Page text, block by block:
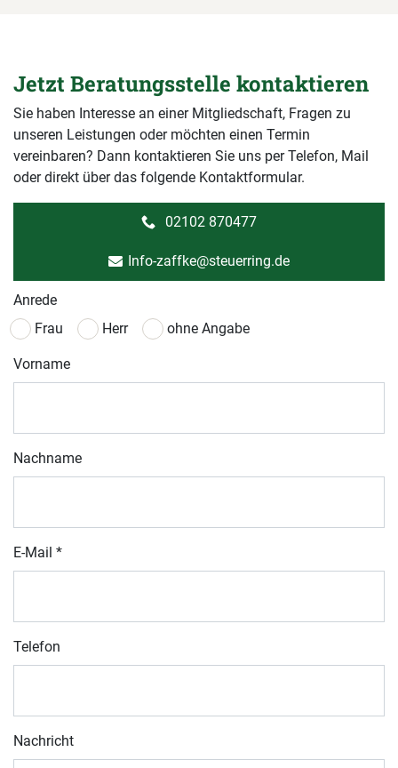
Jetzt Beratungsstelle kontaktieren
Sie haben Interesse an einer Mitgliedschaft, Fragen zu
unseren Leistungen oder möchten einen Termin
vereinbaren? Dann kontaktieren Sie uns per Telefon, Mail
oder direkt über das folgende Kontaktformular.
02102 870477
Info-zaffke@steuerring.de
Anrede
Frau
Herr ohne Angabe
Vorname
Nachname
E-Mail *
Telefon
Nachricht